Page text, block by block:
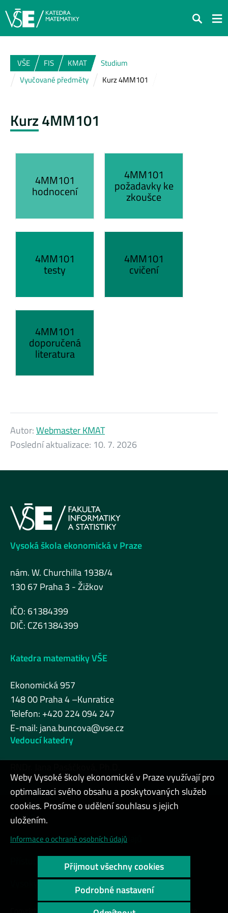
Hledat
VŠE FIS KMAT
Studium
Vyučované předměty
Kurz 4MM101
Kurz 4MM101
4MM101
hodnocení
4MM101
požadavky ke
zkoušce
4MM101
testy
4MM101
cvičení
4MM101
doporučená
literatura
Autor:Webmaster KMAT
Poslední aktualizace: 10. 7. 2026
Vysoká škola ekonomická v Praze
nám. W. Churchilla 1938/4
130 67 Praha 3 - Žižkov
IČO: 61384399
DIČ: CZ61384399
Katedra matematiky VŠE
Ekonomická 957
148 00 Praha 4 –Kunratice
Telefon: +420 224 094 247
E-mail: jana.buncova@vse.cz
Vedoucí katedry
Admin
Cookies a ochrana osobních údajů
Přístupnost webu
Vysoký kontrast
Weby Vysoké školy ekonomické v Praze využívají pro
optimalizaci svého obsahu a poskytovaných služeb
cookies. Prosíme o udělení souhlasu s jejich
uložením.
Informace o ochraně osobních údajů
Přijmout všechny cookies
Podrobné nastavení